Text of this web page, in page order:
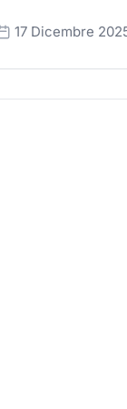
17 Dicembre